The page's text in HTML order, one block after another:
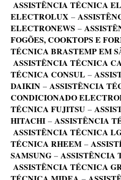
ASSISTÊNCIA TÉCNICA
ELECTROLUX –
ELECTRONEWS –
FOGÕES, COOKTOPS E
TÉCNICA BRASTEMP EM
ASSISTÊNCIA TÉCNICA
TÉCNICA CONSUL –
DAIKIN –ASSISTÊNCIA
CONDICIONADO
TÉCNICA FUJITSU –
HITACHI –ASSISTÊNCIA
ASSISTÊNCIA TÉCNICA
TÉCNICA RHEEM –
SAMSUNG –ASSISTÊNCIA
ASSISTÊNCIA TÉCNICA